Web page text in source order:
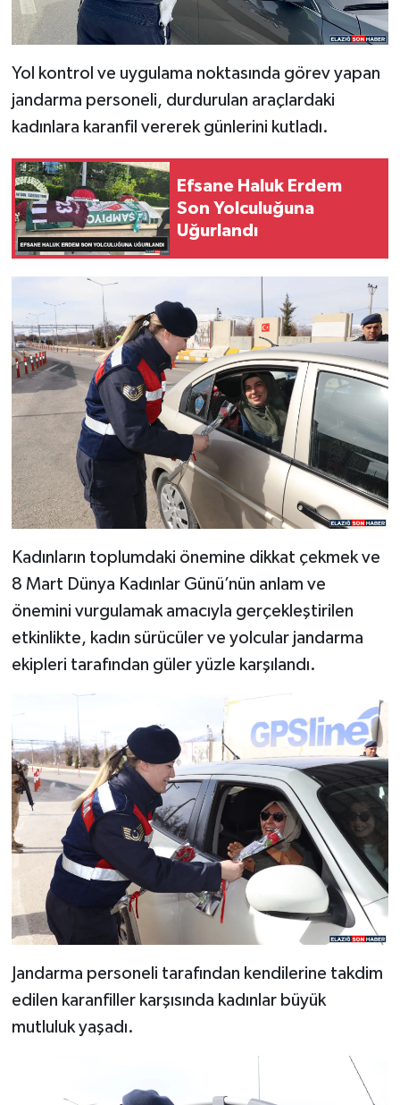
Yol kontrol ve uygulama noktasında görev yapan
jandarma personeli, durdurulan araçlardaki
kadınlara karanfil vererek günlerini kutladı.
Efsane Haluk Erdem
Son Yolculuğuna
Uğurlandı
Kadınların toplumdaki önemine dikkat çekmek ve
8 Mart Dünya Kadınlar Günü’nün anlam ve
önemini vurgulamak amacıyla gerçekleştirilen
etkinlikte, kadın sürücüler ve yolcular jandarma
ekipleri tarafından güler yüzle karşılandı.
Jandarma personeli tarafından kendilerine takdim
edilen karanfiller karşısında kadınlar büyük
mutluluk yaşadı.